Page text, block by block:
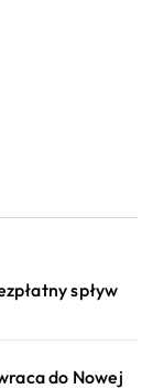
spływ
do Nowej